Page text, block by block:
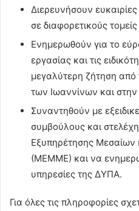
Διερευνήσουν
σε διαφορετικούς
Ενημερωθούν για το
εργασίας και τις
μεγαλύτερη ζήτηση από
των Ιωαννίνων και
Συναντηθούν με
συμβούλους και
Εξυπηρέτησης Μεσαίων
(ΜΕΜΜΕ) και να
υπηρεσίες της ΔΥΠΑ.
Για όλες τις πληροφορίες